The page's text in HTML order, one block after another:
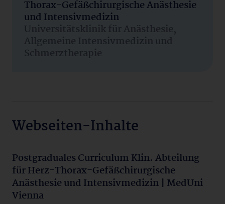
Thorax-Gefäßchirurgische Anästhesie
und Intensivmedizin
Universitätsklinik für Anästhesie,
Allgemeine Intensivmedizin und
Schmerztherapie
Webseiten-Inhalte
Postgraduales Curriculum Klin. Abteilung
für Herz-Thorax-Gefäßchirurgische
Anästhesie und Intensivmedizin | MedUni
Vienna